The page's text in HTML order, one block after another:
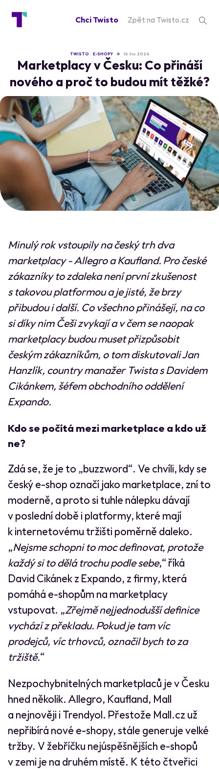
Chci Twisto Zpět na Twisto.cz
TWISTO E-SHOPY 16 čvc 2024
Marketplacy v Česku: Co přináší
nového a proč to budou mít těžké?
Minulý rok vstoupily na český trh dva
marketplacy - Allegro a Kaufland. Pro české
zákazníky to zdaleka není první zkušenost
s takovou platformou a je jisté, že brzy
přibudou i další. Co všechno přinášejí, na co
si díky nim Češi zvykají a v čem se naopak
marketplacy budou muset přizpůsobit
českým zákazníkům, o tom diskutovali Jan
Hanzlík, country manažer Twista s Davidem
Cikánkem, šéfem obchodního oddělení
Expando.
Kdo se počítá mezi marketplace a kdo už
ne?
Zdá se, že je to „buzzword“. Ve chvíli, kdy se
český e-shop označí jako marketplace, zní to
moderně, a proto si tuhle nálepku dávají
v poslední době i platformy, které mají
k internetovému tržišti poměrně daleko.
„Nejsme schopni to moc definovat, protože
každý si to dělá trochu podle sebe,“ říká
David Cikánek z Expando, z firmy, která
pomáhá e-shopům na marketplacy
vstupovat. „Zřejmě nejjednodušší definice
vychází z překladu. Pokud je tam víc
prodejců, víc trhovců, označil bych to za
tržiště.“
Nezpochybnitelných marketplaců je v Česku
hned několik. Allegro, Kaufland, Mall
a nejnověji i Trendyol. Přestože Mall.cz už
nepřibírá nové e-shopy, stále generuje velké
tržby. V žebříčku nejúspěšnějších e-shopů
v zemi je na druhém místě. K této čtveřici